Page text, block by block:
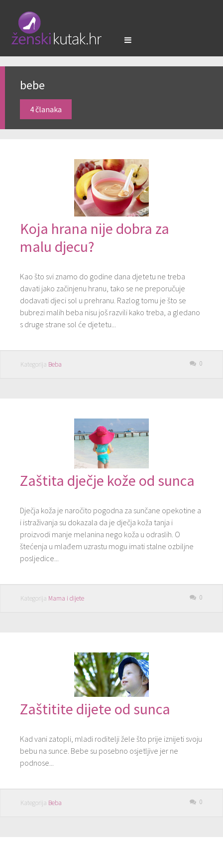
bebe
4 članaka
Koja hrana nije dobra za
malu djecu?
Kao što svi znamo do godine dana djetetu ne treba
davati jako začinjenu hranu, tako se ne preporučuje
dodavati djeci sol u prehranu. Razlog tomu je što se
bubrezi malih beba nisu još razvili kako treba, a gledano
s druge strane sol će djetetu...
Kategorija Beba 0
Zaštita dječje kože od sunca
Dječja koža je naročito pogodna za sunčane opekotine a
i istraživanja su dokazala da je dječja koža tanja i
proizvodi manje melanina nego koža u odraslih. O
štećenja u mlađem uzrastu mogu imati stalne ozbiljne
posljedice...
Kategorija Mama i dijete 0
Zaštitite dijete od sunca
Kad vani zatopli, mladi roditelji žele što prije iznijeti svoju
bebu na sunce. Bebe su posebno osjetljive jer ne
podnose...
Kategorija Beba 0